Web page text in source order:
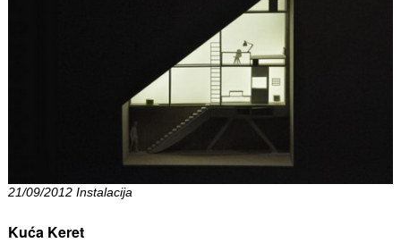
21/09/2012 Instalacija
Kuća Keret